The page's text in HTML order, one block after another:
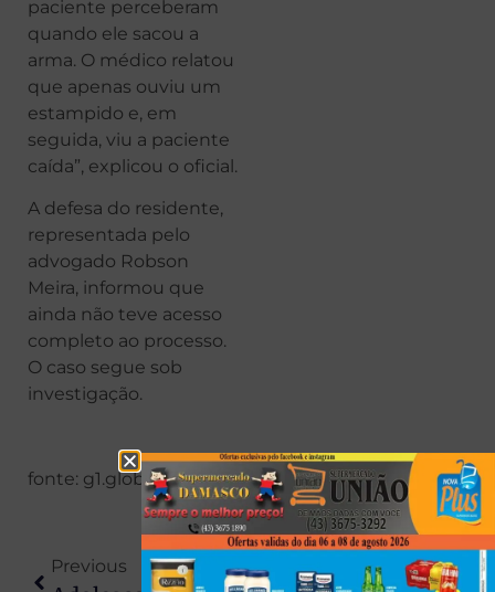
paciente perceberam
quando ele sacou a
arma. O médico relatou
que apenas ouviu um
estampido e, em
seguida, viu a paciente
caída”, explicou o oficial.
A defesa do residente,
representada pelo
advogado Robson
Meira, informou que
ainda não teve acesso
completo ao processo.
O caso segue sob
investigação.
fonte: g1.globo
Previous Next